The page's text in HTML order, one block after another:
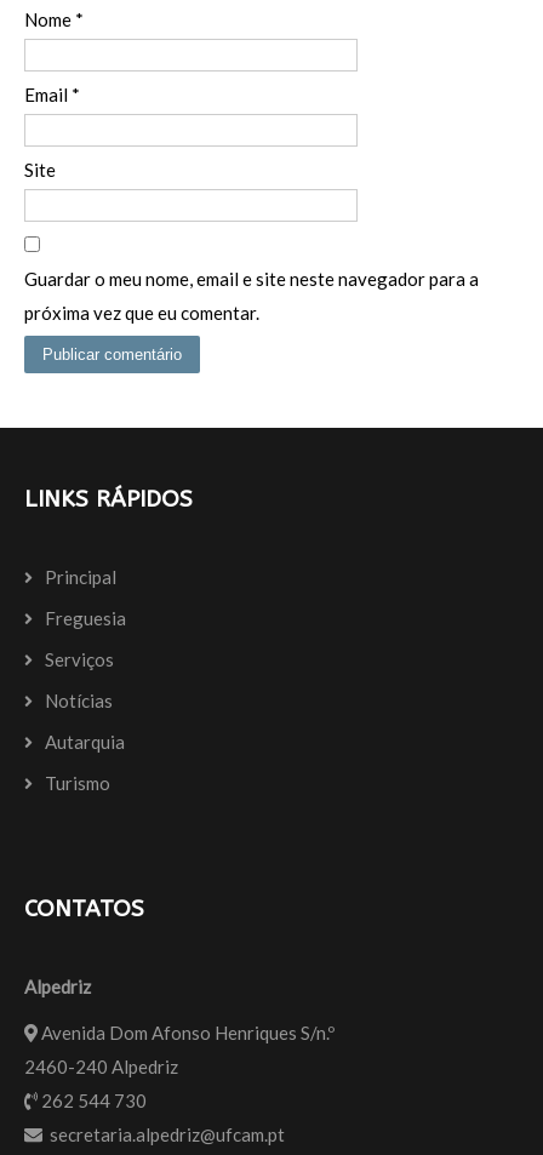
Nome *
Email *
Site
Guardar o meu nome, email e site neste navegador para a
próxima vez que eu comentar.
LINKS RÁPIDOS
Principal
Freguesia
Serviços
Notícias
Autarquia
Turismo
CONTATOS
Alpedriz
Avenida Dom Afonso Henriques S/n.º
2460-240 Alpedriz
262 544 730
secretaria.alpedriz@ufcam.pt